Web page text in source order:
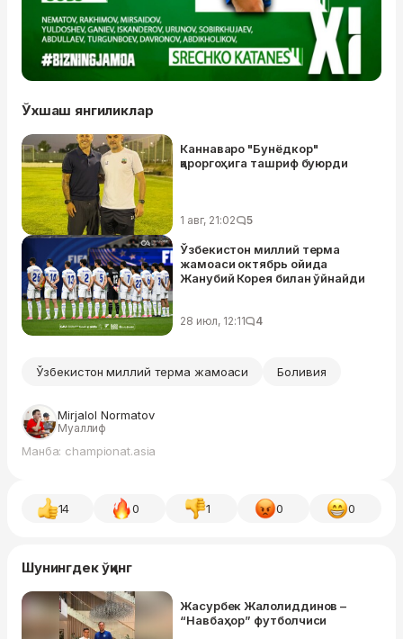
Ўхшаш янгиликлар
Каннаваро "Бунёдкор"
қароргоҳига ташриф буюрди
1 авг, 21:02 5
Ўзбекистон миллий терма
жамоаси октябрь ойида
Жанубий Корея билан ўйнайди
28 июл, 12:11 4
Ўзбекистон миллий терма жамоаси Боливия
Mirjalol Normatov
Муаллиф
Манба: championat.asia
14 0 1 0 0
Шунингдек ўқинг
Жасурбек Жалолиддинов –
“Навбаҳор” футболчиси